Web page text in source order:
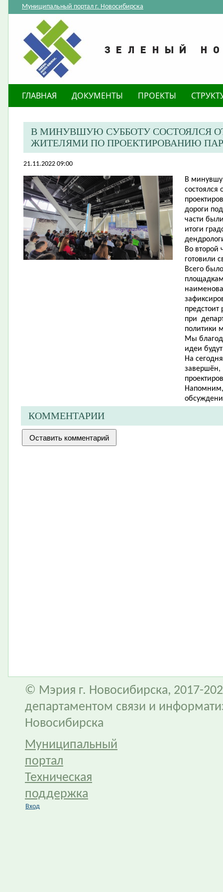
Муниципальный портал г. Новосибирска
ГЛАВНАЯ ДОКУМЕНТЫ ПРОЕКТЫ
В МИНУВШУЮ СУББОТУ СОСТОЯЛСЯ
ЖИТЕЛЯМИ ПО ПРОЕКТИРОВАНИЮ
21.11.2022 09:00
В
дороги
части
итоги
Во второй
готовили
Всего
предстоит
при
политики
Мы
идеи
На
завершён,
Напомним,
КОММЕНТАРИИ
© Мэрия г. Новосибирска, 2017-
департаментом связи и
Новосибирска
Муниципальный
портал
Техническая
поддержка
Вход